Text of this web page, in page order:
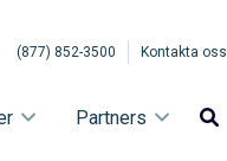
(877) 852-3500 Kontakta oss
Partners